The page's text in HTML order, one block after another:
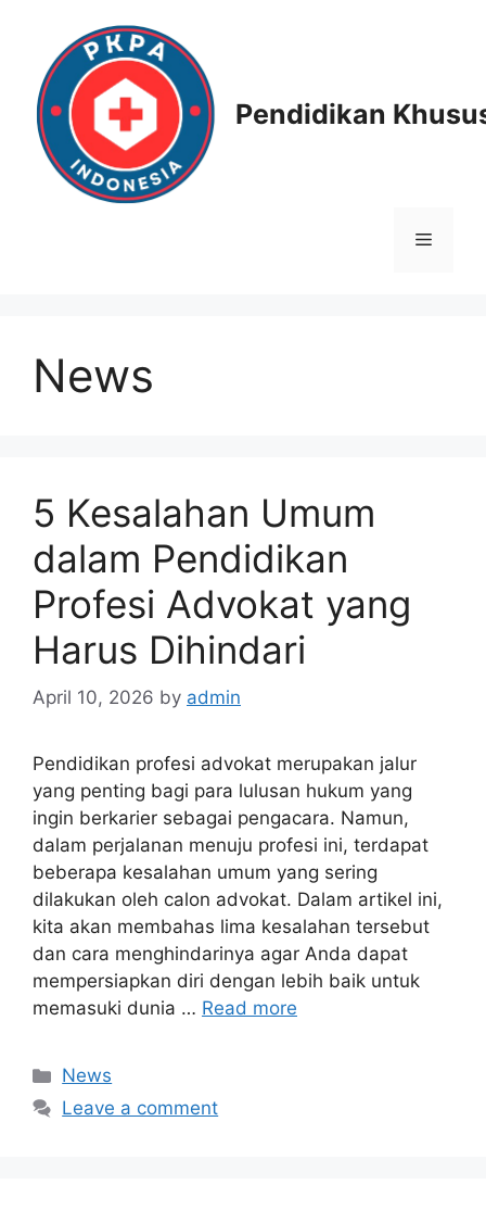
content
Pendidikan
Menu
News
5 Kesalahan Umum
dalam Pendidikan
Profesi Advokat yang
Harus Dihindari
April 10, 2026 by admin
Pendidikan profesi advokat merupakan jalur
yang penting bagi para lulusan hukum yang
ingin berkarier sebagai pengacara. Namun,
dalam perjalanan menuju profesi ini, terdapat
beberapa kesalahan umum yang sering
dilakukan oleh calon advokat. Dalam artikel ini,
kita akan membahas lima kesalahan tersebut
dan cara menghindarinya agar Anda dapat
mempersiapkan diri dengan lebih baik untuk
memasuki dunia … Read more
Categories
News
Leave a comment